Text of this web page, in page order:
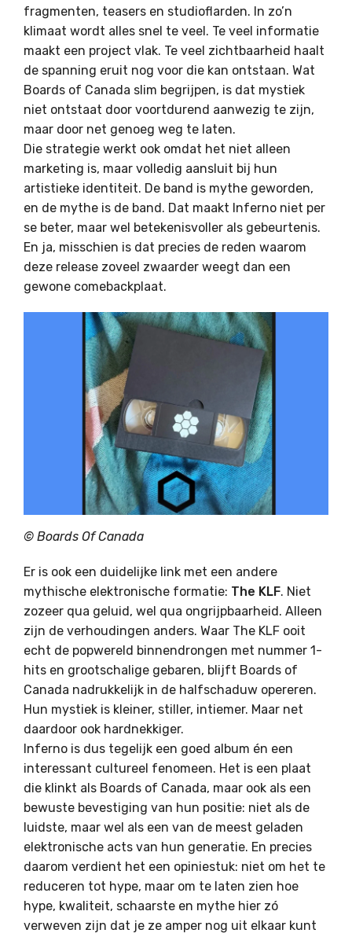
fragmenten, teasers en studioflarden. In zo’n
klimaat wordt alles snel te veel. Te veel informatie
maakt een project vlak. Te veel zichtbaarheid haalt
de spanning eruit nog voor die kan ontstaan. Wat
Boards of Canada slim begrijpen, is dat mystiek
niet ontstaat door voortdurend aanwezig te zijn,
maar door net genoeg weg te laten.
Die strategie werkt ook omdat het niet alleen
marketing is, maar volledig aansluit bij hun
artistieke identiteit. De band is mythe geworden,
en de mythe is de band. Dat maakt Inferno niet per
se beter, maar wel betekenisvoller als gebeurtenis.
En ja, misschien is dat precies de reden waarom
deze release zoveel zwaarder weegt dan een
gewone comebackplaat.
© Boards Of Canada
Er is ook een duidelijke link met een andere
mythische elektronische formatie: The KLF. Niet
zozeer qua geluid, wel qua ongrijpbaarheid. Alleen
zijn de verhoudingen anders. Waar The KLF ooit
echt de popwereld binnendrongen met nummer 1-
hits en grootschalige gebaren, blijft Boards of
Canada nadrukkelijk in de halfschaduw opereren.
Hun mystiek is kleiner, stiller, intiemer. Maar net
daardoor ook hardnekkiger.
Inferno is dus tegelijk een goed album én een
interessant cultureel fenomeen. Het is een plaat
die klinkt als Boards of Canada, maar ook als een
bewuste bevestiging van hun positie: niet als de
luidste, maar wel als een van de meest geladen
elektronische acts van hun generatie. En precies
daarom verdient het een opiniestuk: niet om het te
reduceren tot hype, maar om te laten zien hoe
hype, kwaliteit, schaarste en mythe hier zó
verweven zijn dat je ze amper nog uit elkaar kunt